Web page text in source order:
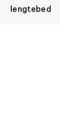
lengtebed